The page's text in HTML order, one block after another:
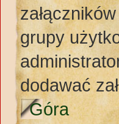
grupy
dodawać
Góra